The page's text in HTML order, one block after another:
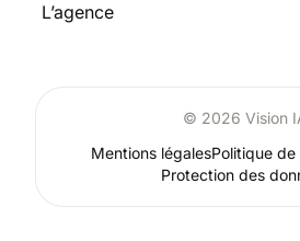
L’agence
© 2026 Vision
Mentions légalesPolitique
Protection des